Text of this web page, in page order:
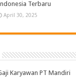
Terbaru
April 30, 2025
Karyawan PT Mandiri